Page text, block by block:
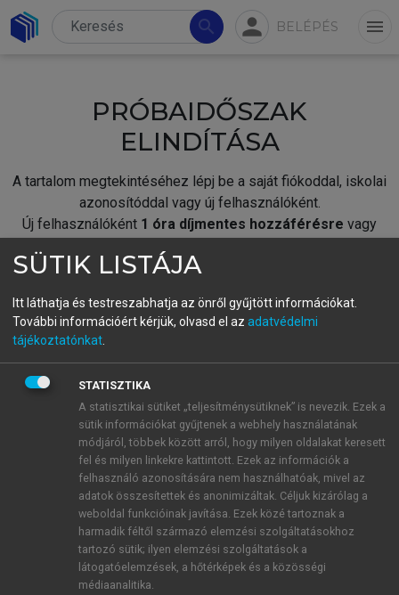
search person BELÉPÉS menu
PRÓBAIDŐSZAK
ELINDÍTÁSA
A tartalom megtekintéséhez lépj be a saját fiókoddal, iskolai
azonosítóddal vagy új felhasználóként.
Új felhasználóként 1 óra díjmentes hozzáférésre vagy
fiókoddal,vagy hozz létre új fiókot.
A regisztráció után apróbaidőszakautomatikusan
BELÉPÉS SAJÁT FIÓKKAL
ÚJ FIÓK LÉTREHOZÁSA
1 óra díjmentes hozzáférés
E-MAIL-CÍM
SÜTIK LISTÁJA
Itt láthatja és testreszabhatja az önről gyűjtött információkat.
További információért kérjük, olvasd el az adatvédelmi
tájékoztatónkat
STATISZTIKA
A statisztikai sütiket „teljesítménysütiknek” is nevezik. Ezek a
sütik információkat gyűjtenek a webhely használatának
módjáról, többek között arról, hogy milyen oldalakat keresett
fel és milyen linkekre kattintott. Ezek az információk a
felhasználó azonosítására nem használhatóak, mivel az
adatok összesítettek és anonimizáltak. Céljuk kizárólag a
weboldal funkcióinak javítása. Ezek közé tartoznak a
harmadik féltől származó elemzési szolgáltatásokhoz
tartozó sütik; ilyen elemzési szolgáltatások a
látogatóelemzések, a hőtérképek és a közösségi
médiaanalitika.